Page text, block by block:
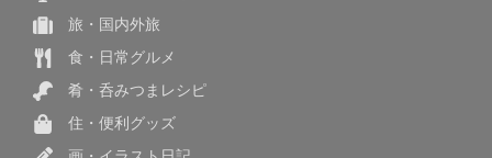
旅・国内外旅
食・日常グルメ
肴・呑みつまレシピ
住・便利グッズ